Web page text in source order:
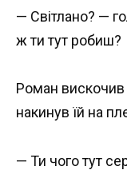
— Світлано? —
ж ти тут робиш?
Роман вискочив
накинув їй на
— Ти чого тут